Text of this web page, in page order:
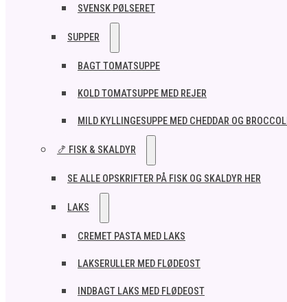
SVENSK PØLSERET
SUPPER
BAGT TOMATSUPPE
KOLD TOMATSUPPE MED REJER
MILD KYLLINGESUPPE MED CHEDDAR OG BROCCOLI
🍤 FISK & SKALDYR
SE ALLE OPSKRIFTER PÅ FISK OG SKALDYR HER
LAKS
CREMET PASTA MED LAKS
LAKSERULLER MED FLØDEOST
INDBAGT LAKS MED FLØDEOST